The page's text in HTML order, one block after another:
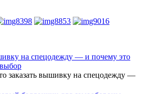
на спецодежду — и почему это
заказать вышивку на спецодежду —